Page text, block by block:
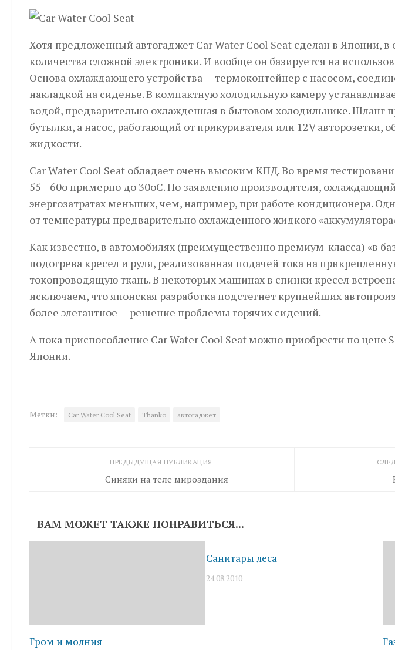
Хотя предложенный автогаджет Car Water Cool Seat сделан в Японии, в
количества сложной электроники. И вообще он базируется на
Основа охлаждающего устройства — термоконтейнер с насосом,
накладкой на сиденье. В компактную холодильную камеру
водой, предварительно охлажденная в бытовом холодильнике. Шланг
бутылки, а насос, работающий от прикуривателя или 12V авторозетки,
жидкости.
Car Water Cool Seat обладает очень высоким КПД. Во время
55—60о примерно до 30оС. По заявлению производителя,
энергозатратах меньших, чем, например, при работе кондиционера.
от температуры предварительно охлажденного жидкого
Как известно, в автомобилях (преимущественно пре­ми­ум-класса) «в
подогрева кресел и руля, реализованная подачей тока на
токопроводящую ткань. В некоторых машинах в спинки кресел
исключаем, что японская разработка подстегнет крупнейших
более элегантное — решение проблемы горячих сидений.
А пока приспособление Car Water Cool Seat можно приобрести по цене
Японии.
Метки: Car Water Cool Seat Thanko автогаджет
ПРЕДЫДУЩАЯ ПУБЛИКАЦИЯ
Синяки на теле мироздания
ВАМ МОЖЕТ ТАКЖЕ ПОНРАВИТЬСЯ...
Гром и молния
Санитары леса
24.08.2010